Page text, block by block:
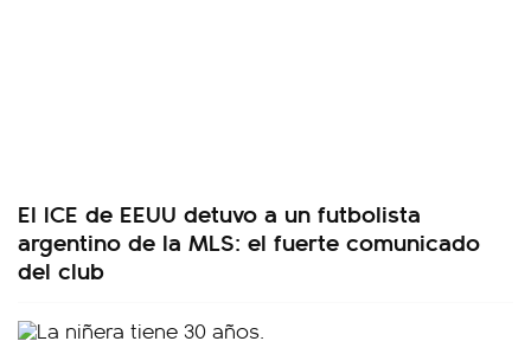
El ICE de EEUU detuvo a un futbolista
argentino de la MLS: el fuerte comunicado
del club